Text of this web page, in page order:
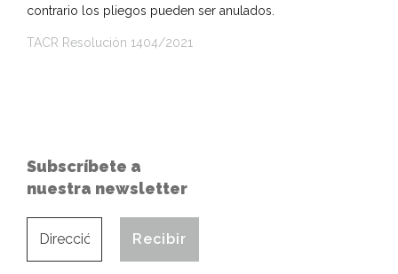
contrario los pliegos pueden ser anulados.
TACR Resolución 1404/2021
Subscríbete a
nuestra newsletter